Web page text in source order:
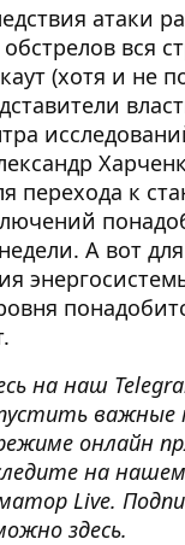
атаки
вся
(хотя и не
перехода к
А вот
.
на наш
важные
онлайн
на
Live.
здесь.